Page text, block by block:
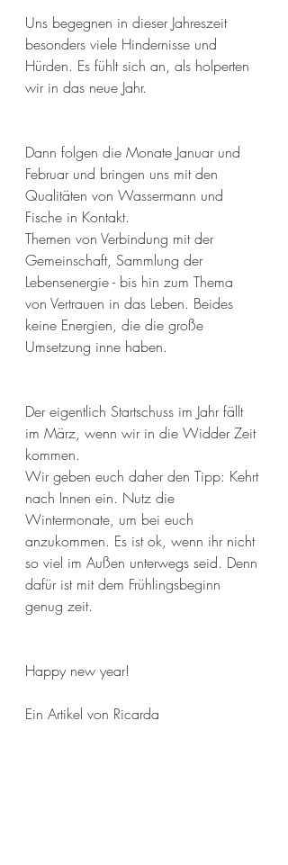
Uns begegnen in dieser Jahreszeit
besonders viele Hindernisse und
Hürden. Es fühlt sich an, als holperten
wir in das neue Jahr.
Dann folgen die Monate Januar und
Februar und bringen uns mit den
Qualitäten von Wassermann und
Fische in Kontakt.
Themen von Verbindung mit der
Gemeinschaft, Sammlung der
Lebensenergie - bis hin zum Thema
von Vertrauen in das Leben. Beides
keine Energien, die die große
Umsetzung inne haben.
Der eigentlich Startschuss im Jahr fällt
im März, wenn wir in die Widder Zeit
kommen.
Wir geben euch daher den Tipp: Kehrt
nach Innen ein. Nutz die
Wintermonate, um bei euch
anzukommen. Es ist ok, wenn ihr nicht
so viel im Außen unterwegs seid. Denn
dafür ist mit dem Frühlingsbeginn
genug zeit.
Happy new year!
Ein Artikel von Ricarda